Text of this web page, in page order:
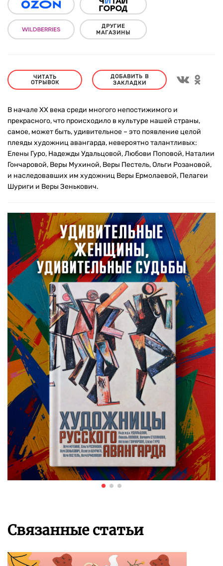
ДРУГИЕ
МАГАЗИНЫ
ЧИТАТЬ
ОТРЫВОК
ДОБАВИТЬ В
ЗАКЛАДКИ
В начале ХХ века среди многого непостижимого и
прекрасного, что происходило в культуре нашей страны,
самое, может быть, удивительное – это появление целой
плеяды художниц авангарда, невероятно талантливых:
Елены Гуро, Надежды Удальцовой, Любови Поповой, Наталии
Гончаровой, Веры Мухиной, Веры Пестель, Ольги Розановой,
и наследовавших им художниц Веры Ермолаевой, Пелагеи
Шуриги и Веры Зенькович.
Связанные статьи